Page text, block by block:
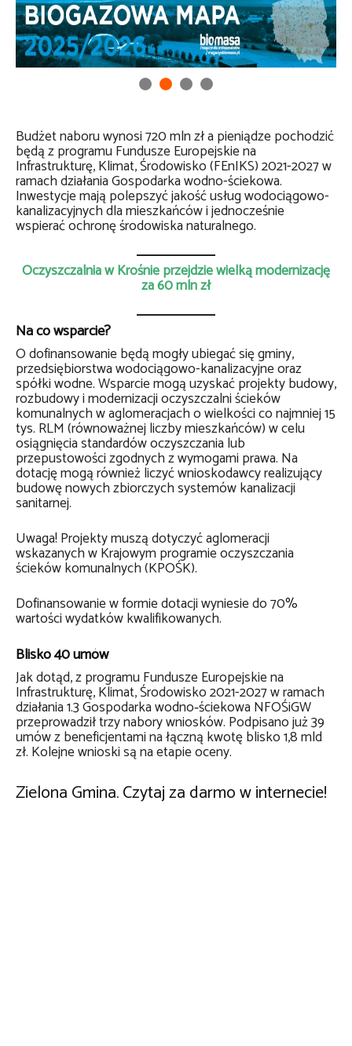
Budżet naboru wynosi 720 mln zł a pieniądze pochodzić
będą z programu Fundusze Europejskie na
Infrastrukturę, Klimat, Środowisko (FEnIKS) 2021-2027 w
ramach działania Gospodarka wodno-ściekowa.
Inwestycje mają polepszyć jakość usług wodociągowo-
kanalizacyjnych dla mieszkańców i jednocześnie
wspierać ochronę środowiska naturalnego.
Oczyszczalnia w Krośnie przejdzie wielką modernizację
za 60 mln zł
Na co wsparcie?
O dofinansowanie będą mogły ubiegać się gminy,
przedsiębiorstwa wodociągowo-kanalizacyjne oraz
spółki wodne. Wsparcie mogą uzyskać projekty budowy,
rozbudowy i modernizacji oczyszczalni ścieków
komunalnych w aglomeracjach o wielkości co najmniej 15
tys. RLM (równoważnej liczby mieszkańców) w celu
osiągnięcia standardów oczyszczania lub
przepustowości zgodnych z wymogami prawa. Na
dotację mogą również liczyć wnioskodawcy realizujący
budowę nowych zbiorczych systemów kanalizacji
sanitarnej.
Uwaga! Projekty muszą dotyczyć aglomeracji
wskazanych w Krajowym programie oczyszczania
ścieków komunalnych (KPOŚK).
Dofinansowanie w formie dotacji wyniesie do 70%
wartości wydatków kwalifikowanych.
Blisko 40 umów
Jak dotąd, z programu Fundusze Europejskie na
Infrastrukturę, Klimat, Środowisko 2021-2027 w ramach
działania 1.3 Gospodarka wodno‐ściekowa NFOŚiGW
przeprowadził trzy nabory wniosków. Podpisano już 39
umów z beneficjentami na łączną kwotę blisko 1,8 mld
zł. Kolejne wnioski są na etapie oceny.
Zielona Gmina. Czytaj za darmo w internecie!